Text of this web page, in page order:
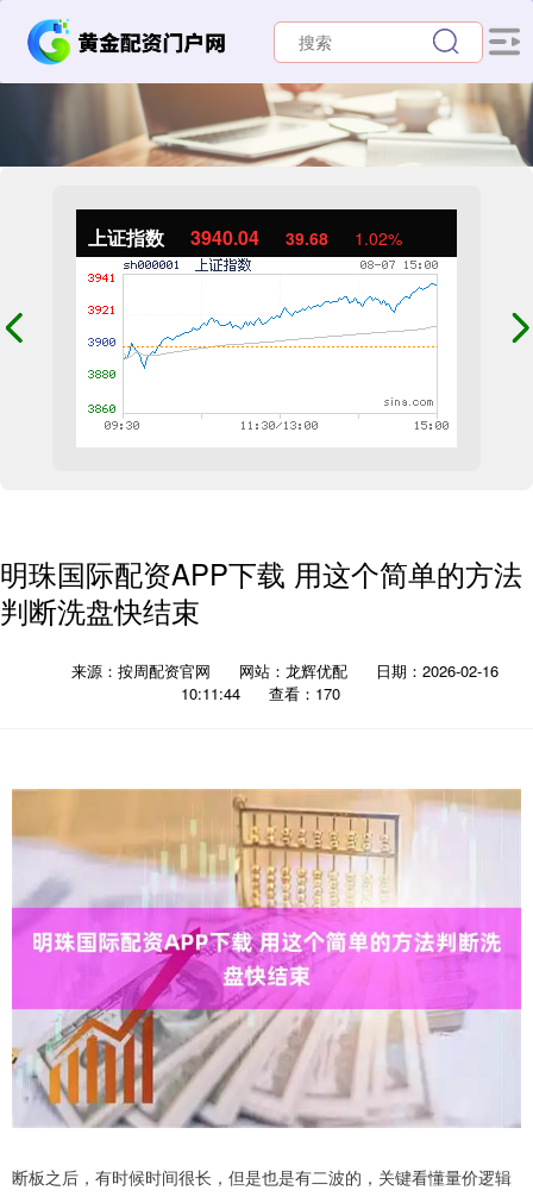
上证指数 3940.04 39.68 1.02%
明珠国际配资APP下载 用这个简单的方法
判断洗盘快结束
来源：按周配资官网 网站：龙辉优配
日期：2026-02-16
10:11:44
查看：170
断板之后，有时候时间很长，但是也是有二波的，关键看懂量价逻辑